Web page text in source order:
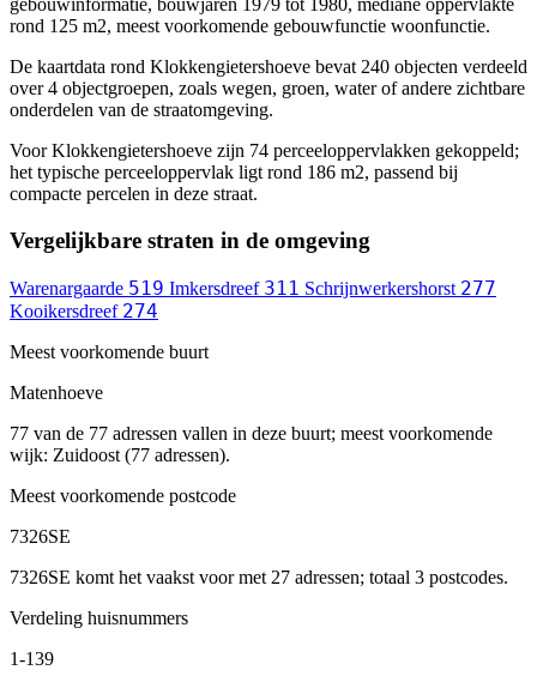
gebouwinformatie, bouwjaren 1979 tot 1980, mediane oppervlakte
rond 125 m2, meest voorkomende gebouwfunctie woonfunctie.
De kaartdata rond Klokkengietershoeve bevat 240 objecten verdeeld
over 4 objectgroepen, zoals wegen, groen, water of andere zichtbare
onderdelen van de straatomgeving.
Voor Klokkengietershoeve zijn 74 perceeloppervlakken gekoppeld;
het typische perceeloppervlak ligt rond 186 m2, passend bij
compacte percelen in deze straat.
Vergelijkbare straten in de omgeving
Warenargaarde 519 Imkersdreef 311 Schrijnwerkershorst 277
Kooikersdreef 274
Meest voorkomende buurt
Matenhoeve
77 van de 77 adressen vallen in deze buurt; meest voorkomende
wijk: Zuidoost (77 adressen).
Meest voorkomende postcode
7326SE
7326SE komt het vaakst voor met 27 adressen; totaal 3 postcodes.
Verdeling huisnummers
1-139